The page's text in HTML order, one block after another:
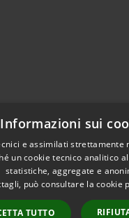
Informazioni sui
e assimilati
un cookie tecnico analitico
statistiche, aggregate e
può consultare la cookie
TUTTO